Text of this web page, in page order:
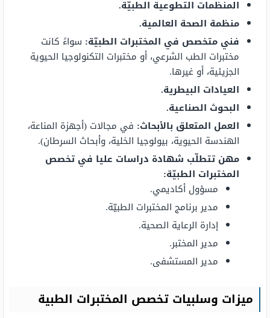
المنظمات التطوعية الطبيّة.
منظمة الصحة العالمية.
فني متخصص في المختبرات الطبيّة: سواءً كانت
مختبرات الطب الشرعي، أو مختبرات التكنولوجيا الحيوية
الجزيئية، أو غيرها.
العيادات البيطرية.
البحوث الصناعية.
العمل المتعلق بالأبحاث: في مجالات (أجهزة المناعة،
الهندسة الحيوية، بيولوجيا الخلية، وأبحاث السرطان).
مهن تتطلّب شهادة دراسات عليا في تخصص
المختبرات الطبيّة:
مسؤول أكاديمي.
مدير برنامج المختبرات الطبيّة.
إدارة الرعاية الصحية.
مدير المختبر.
مدير المستشفى.
ميزات وسلبيات تخصص المختبرات الطبية